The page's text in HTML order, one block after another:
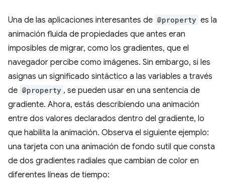
Una de las aplicaciones interesantes de @property es la
animación fluida de propiedades que antes eran
imposibles de migrar, como los gradientes, que el
navegador percibe como imágenes. Sin embargo, si les
asignas un significado sintáctico a las variables a través
de @property , se pueden usar en una sentencia de
gradiente. Ahora, estás describiendo una animación
entre dos valores declarados dentro del gradiente, lo
que habilita la animación. Observa el siguiente ejemplo:
una tarjeta con una animación de fondo sutil que consta
de dos gradientes radiales que cambian de color en
diferentes líneas de tiempo: